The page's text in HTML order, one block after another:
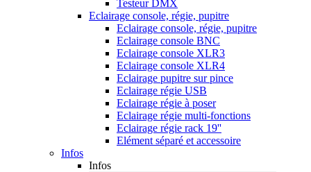
Testeur DMX
Eclairage console, régie, pupitre
Eclairage console, régie, pupitre
Eclairage console BNC
Eclairage console XLR3
Eclairage console XLR4
Eclairage pupitre sur pince
Eclairage régie USB
Eclairage régie à poser
Eclairage régie multi-fonctions
Eclairage régie rack 19''
Elément séparé et accessoire
Infos
Infos